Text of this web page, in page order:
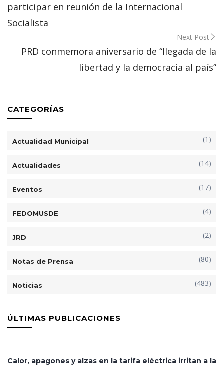
participar en reunión de la Internacional
Socialista
Next Post
PRD conmemora aniversario de “llegada de la
libertad y la democracia al país”
CATEGORÍAS
Actualidad Municipal (1)
Actualidades (14)
Eventos (17)
FEDOMUSDE (4)
JRD (2)
Notas de Prensa (80)
Noticias (483)
ÚLTIMAS PUBLICACIONES
Calor, apagones y alzas en la tarifa eléctrica irritan a la